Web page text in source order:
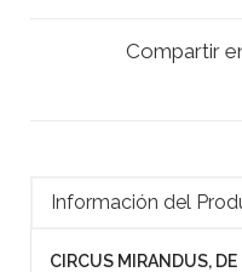
Compartir
Información del
CIRCUS MIRANDUS, DE